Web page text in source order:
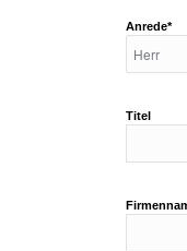
Anrede*
Titel